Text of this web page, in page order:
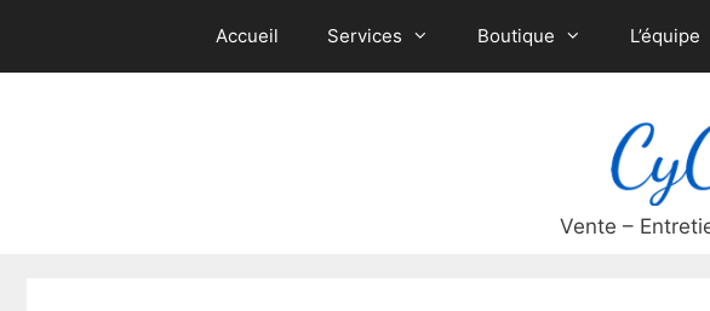
contenu
Accueil Services Boutique L’équipe